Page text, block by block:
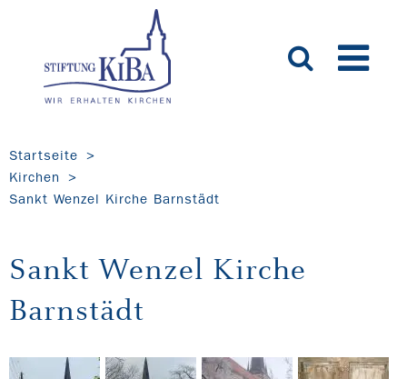
Startseite
Kirchen
Sankt Wenzel Kirche Barnstädt
Sankt Wenzel Kirche
Barnstädt